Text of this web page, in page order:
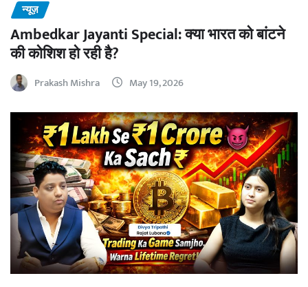
न्यूज़
Ambedkar Jayanti Special: क्या भारत को बांटने
की कोशिश हो रही है?
Prakash Mishra May 19, 2026